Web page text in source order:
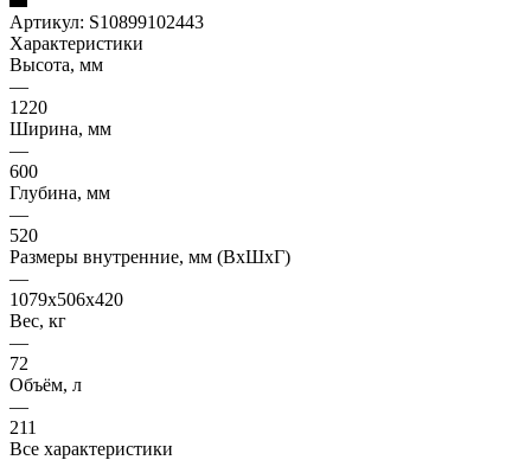
Артикул: S10899102443
Характеристики
Высота, мм
—
1220
Ширина, мм
—
600
Глубина, мм
—
520
Размеры внутренние, мм (ВхШхГ)
—
1079x506x420
Вес, кг
—
72
Объём, л
—
211
Все характеристики